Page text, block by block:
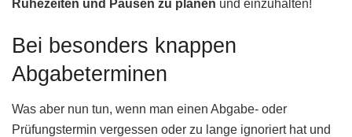
Ruhezeiten und Pausen zu planen und einzuhalten!
Bei besonders knappen
Abgabeterminen
Was aber nun tun, wenn man einen Abgabe- oder
Prüfungstermin vergessen oder zu lange ignoriert hat und